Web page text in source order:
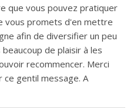
que vous pouvez pratiquer
vous promets d'en mettre
afin de diversifier un peu
de plaisir à les
recommencer. Merci
ce gentil message. A